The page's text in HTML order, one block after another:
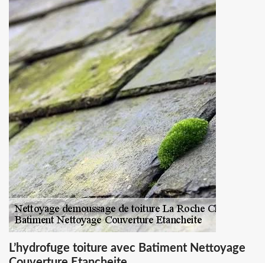
L’hydrofuge toiture avec Batiment Nettoyage